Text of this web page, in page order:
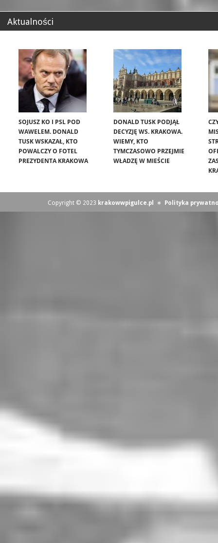
Aktualności
SOJUSZ KO I PSL POD
WAWELEM. DONALD
TUSK WSKAZAŁ, KTO
POWALCZY O FOTEL
PREZYDENTA KRAKOWA
DONALD TUSK PODJĄŁ
DECYZJĘ WS. KRAKOWA.
WIEMY, KTO
TYMCZASOWO PRZEJMIE
WŁADZĘ W MIEŚCIE
Copyright © 2023 krakowwpigulce.pl ∗ Polityka